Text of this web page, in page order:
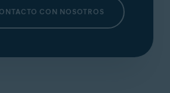
CON NOSOTROS